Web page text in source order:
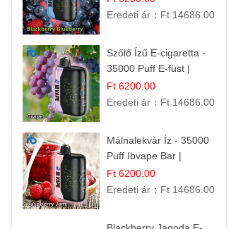
Gyümölcsökombináció!
Eredeti ár： Ft 14686.00
Szőlő Ízű E-cigaretta -
35000 Puff E-füst |
Intenzív
Gyümölcsélmény!
Ft 6200.00
Eredeti ár： Ft 14686.00
Málnalekvár Íz - 35000
Puff Ibvape Bar |
Gazdag Gyümölcsös
Ízélmény!
Ft 6200.00
Eredeti ár： Ft 14686.00